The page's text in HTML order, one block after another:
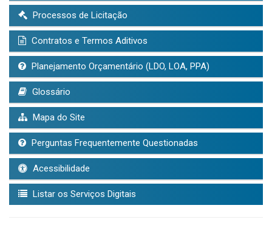
Processos de Licitação
Contratos e Termos Aditivos
Planejamento Orçamentário (LDO, LOA, PPA)
Glossário
Mapa do Site
Perguntas Frequentemente Questionadas
Acessibilidade
Listar os Serviços Digitais